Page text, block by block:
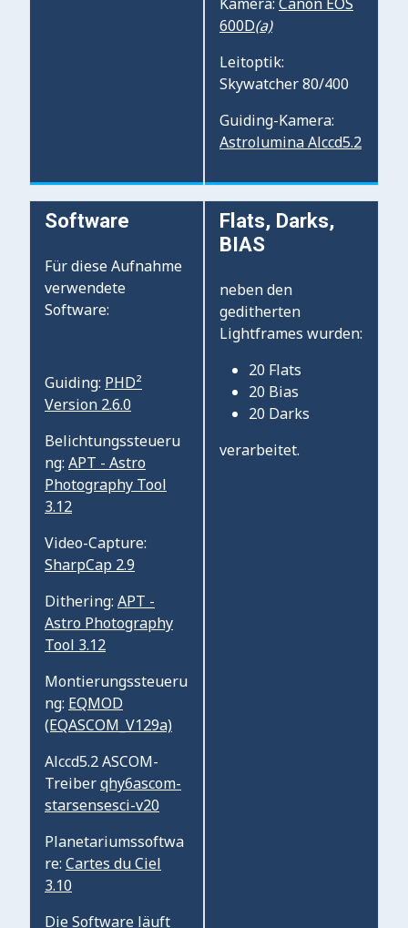
600D(a)
Leitoptik:
Skywatcher 80/400
Guiding-Kamera:
Astrolumina Alccd5.2
Software
Für diese Aufnahme
verwendete
Software:
Guiding: PHD²
Version 2.6.0
Belichtungssteueru
ng: APT - Astro
Photography Tool
3.12
Video-Capture:
SharpCap 2.9
Dithering: APT -
Astro Photography
Tool 3.12
Montierungssteueru
ng: EQMOD
(EQASCOM_V129a)
Alccd5.2 ASCOM-
Treiberqhy6ascom-
starsensesci-v20
Planetariumssoftwa
re: Cartes du Ciel
3.10
Die Software läuft
Flats, Darks,
BIAS
neben den
geditherten
Lightframes wurden:
20 Flats
20 Bias
20 Darks
verarbeitet.